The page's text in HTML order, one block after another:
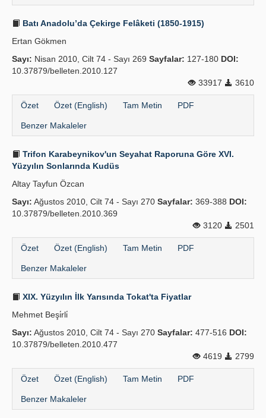
Batı Anadolu’da Çekirge Felâketi (1850-1915)
Ertan Gökmen
Sayı: Nisan 2010, Cilt 74 - Sayı 269 Sayfalar: 127-180 DOI:
10.37879/belleten.2010.127
33917
3610
Özet Özet (English) Tam Metin PDF
Benzer Makaleler
Trifon Karabeynikov'un Seyahat Raporuna Göre XVI.
Yüzyılın Sonlarında Kudüs
Altay Tayfun Özcan
Sayı: Ağustos 2010, Cilt 74 - Sayı 270 Sayfalar: 369-388 DOI:
10.37879/belleten.2010.369
3120
2501
Özet Özet (English) Tam Metin PDF
Benzer Makaleler
XIX. Yüzyılın İlk Yarısında Tokat'ta Fiyatlar
Mehmet Beşi̇rli̇
Sayı: Ağustos 2010, Cilt 74 - Sayı 270 Sayfalar: 477-516 DOI:
10.37879/belleten.2010.477
4619
2799
Özet Özet (English) Tam Metin PDF
Benzer Makaleler